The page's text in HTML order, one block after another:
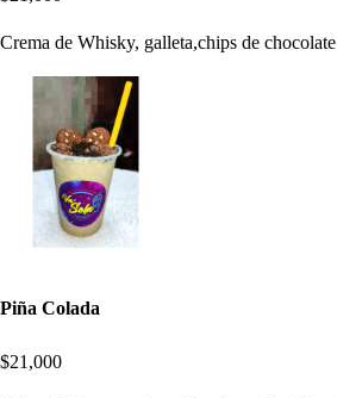
Crema de Whisky, galleta,chips de chocolate
Piña Colada
$21,000